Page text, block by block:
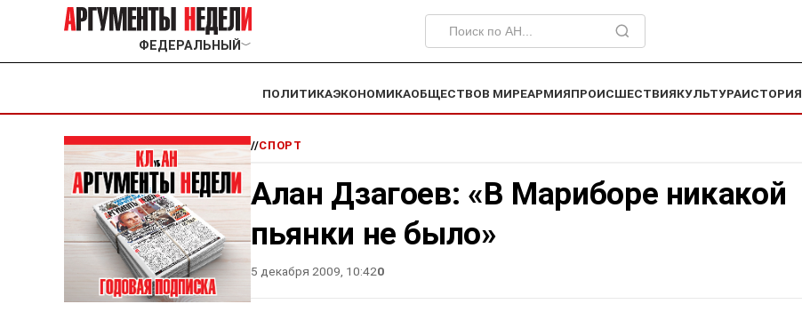
ФЕДЕРАЛЬНЫЙ ﹀
ПОЛИТИКАЭКОНОМИКАОБЩЕСТВОВ МИРЕАРМИЯПРОИСШЕСТВИЯКУЛЬТУРАИСТОРИЯ
//СПОРТ
Алан Дзагоев: «В Мариборе никакой
пьянки не было»
5 декабря 2009, 10:420